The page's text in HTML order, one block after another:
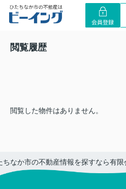
会員登録
閲覧履歴
閲覧した物件はありません。
ちなか市の不動産情報を探すなら有